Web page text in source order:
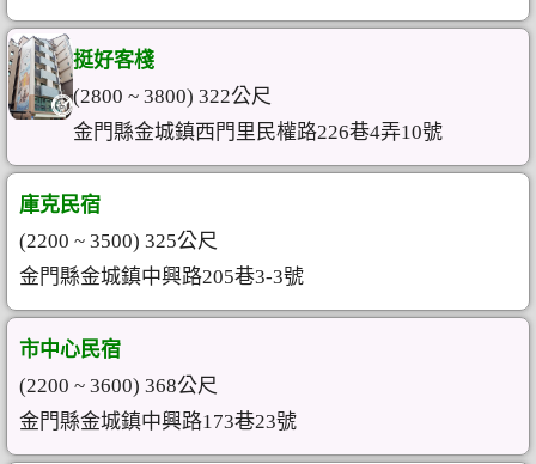
挺好客棧
(2800 ~ 3800) 322公尺
金門縣金城鎮西門里民權路226巷4弄10號
庫克民宿
(2200 ~ 3500) 325公尺
金門縣金城鎮中興路205巷3-3號
市中心民宿
(2200 ~ 3600) 368公尺
金門縣金城鎮中興路173巷23號